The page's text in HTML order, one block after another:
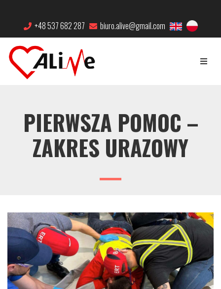
+48 537 682 287 biuro.alive@gmail.com
PIERWSZA POMOC –
ZAKRES URAZOWY